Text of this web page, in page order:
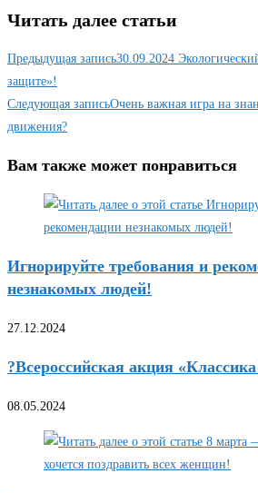
Читать далее статьи
Предыдущая запись30.09.2024
защите»!
Следующая записьОчень важная игра на
движения?
Вам также может понравиться
Игнорируйте требования и
незнакомых людей!
27.12.2024
?Всероссийская акция
08.05.2024